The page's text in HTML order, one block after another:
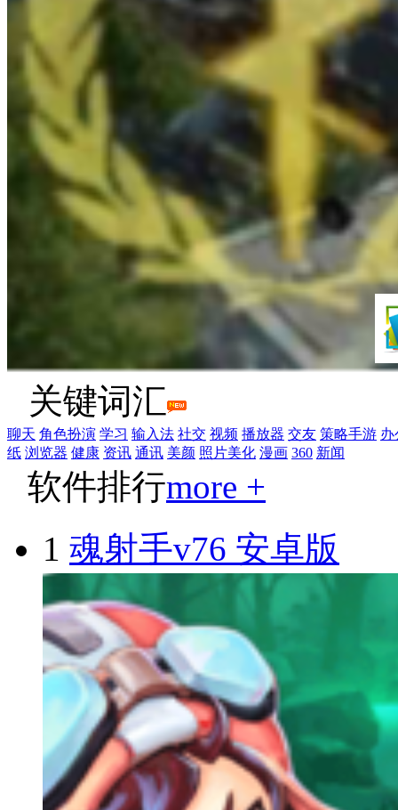
关键词汇
聊天 角色扮演 学习 输入法 社交 视频 播放器 交友 策略手游 办
纸 浏览器 健康 资讯 通讯 美颜 照片美化 漫画 360 新闻
软件排行more +
1 魂射手v76 安卓版